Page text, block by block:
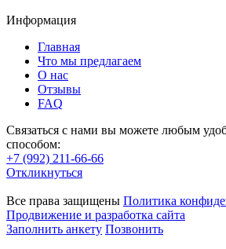
Информация
Главная
Что мы предлагаем
О нас
Отзывы
FAQ
Связаться с нами вы можете любым
способом:
+7 (992) 211-66-66
Откликнуться
Все права защищены Политика
Продвижение и разработка сайта
Заполнить анкету Позвонить